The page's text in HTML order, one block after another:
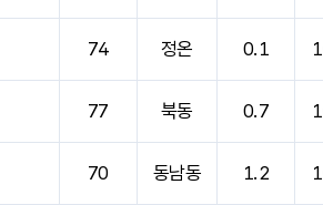
74 정온 0.1
77 북동 0.7
70 동남동 1.2